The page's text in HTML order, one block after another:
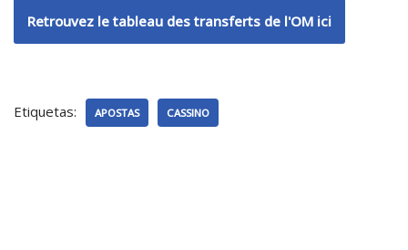
Retrouvez le tableau des transferts de l'OM ici
Etiquetas: APOSTAS CASSINO